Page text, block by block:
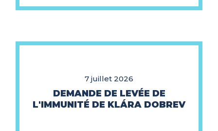
7 juillet 2026
DEMANDE DE LEVÉE DE
L'IMMUNITÉ DE KLÁRA DOBREV